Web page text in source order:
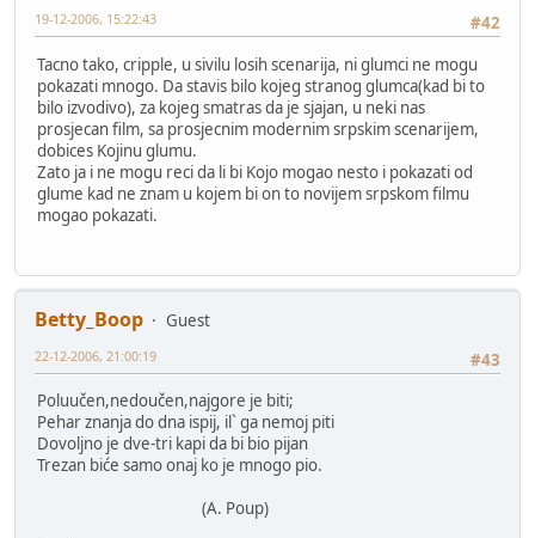
#42
19-12-2006, 15:22:43
Tacno tako, cripple, u sivilu losih scenarija, ni glumci ne mogu
pokazati mnogo. Da stavis bilo kojeg stranog glumca(kad bi to
bilo izvodivo), za kojeg smatras da je sjajan, u neki nas
prosjecan film, sa prosjecnim modernim srpskim scenarijem,
dobices Kojinu glumu.
Zato ja i ne mogu reci da li bi Kojo mogao nesto i pokazati od
glume kad ne znam u kojem bi on to novijem srpskom filmu
mogao pokazati.
Betty_Boop
Guest
#43
22-12-2006, 21:00:19
Poluučen,nedoučen,najgore je biti;
Pehar znanja do dna ispij, il` ga nemoj piti
Dovoljno je dve-tri kapi da bi bio pijan
Trezan biće samo onaj ko je mnogo pio.
(A. Poup)